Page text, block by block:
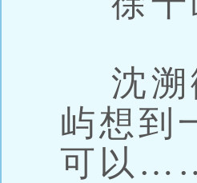
沈溯
屿想到
可以